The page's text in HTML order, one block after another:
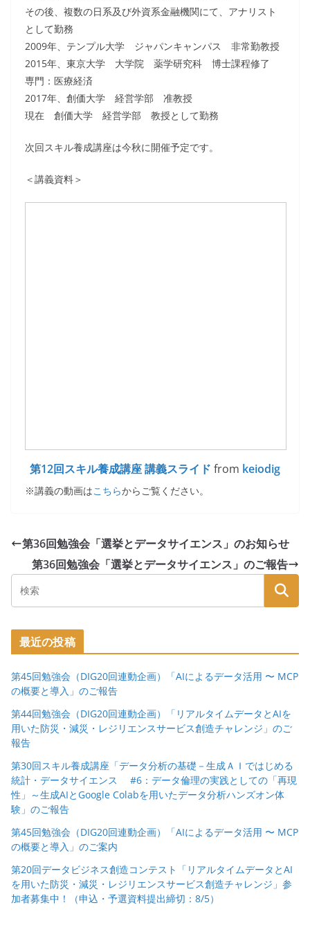
その後、複数の日系及び外資系金融機関にて、アナリスト
として勤務
2009年、テンプル大学 ジャパンキャンパス 非常勤教授
2015年、東京大学 大学院 薬学研究科 博士課程修了
専門：医療経済
2017年、創価大学 経営学部 准教授
現在 創価大学 経営学部 教授として勤務
次回スキル養成講座は今秋に開催予定です。
＜講義資料＞
第12回スキル養成講座 講義スライド from keiodig
※講義の動画はこちらからご覧ください。
第36回勉強会「選挙とデータサイエンス」のお知らせ
第36回勉強会「選挙とデータサイエンス」のご報告
最近の投稿
第45回勉強会（DIG20回連動企画）「AIによるデータ活用 〜 MCP
の概要と導入」のご報告
第44回勉強会（DIG20回連動企画）「リアルタイムデータとAIを
用いた防災・減災・レジリエンスサービス創造チャレンジ」のご
報告
第30回スキル養成講座「データ分析の基礎－生成ＡＩではじめる
統計・データサイエンス #6：データ倫理の実践としての「再現
性」～生成AIとGoogle Colabを用いたデータ分析ハンズオン体
験」のご報告
第45回勉強会（DIG20回連動企画）「AIによるデータ活用 〜 MCP
の概要と導入」のご案内
第20回データビジネス創造コンテスト「リアルタイムデータとAI
を用いた防災・減災・レジリエンスサービス創造チャレンジ」参
加者募集中！（申込・予選資料提出締切：8/5）